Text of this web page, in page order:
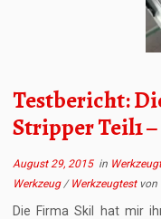
Testbericht:
Stripper Teil1
August 29, 2015in
Werkzeug/ Werkzeugtest von
Die Firma Skil hat mir